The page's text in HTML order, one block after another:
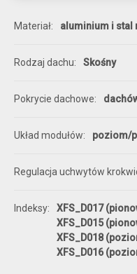
Materiał aluminium i stal
Rodzaj dachu Skośny
Pokrycie dachowe
Układ modułów poziom/
Regulacja uchwytów
Indeksy
XFS_D017
XFS_D015
XFS_D018
XFS_D016